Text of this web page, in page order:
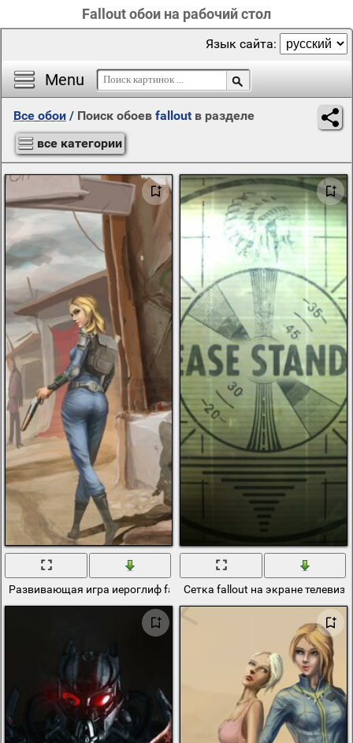
Fallout обои на рабочий стол
Menu
Язык сайта:
Все обои / Поиск обоев fallout в разделе
все категории
Развивающая игра иероглиф falloutСетка fallout на экране